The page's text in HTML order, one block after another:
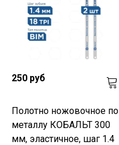
250 руб
Полотно ножовочное по
металлу КОБАЛЬТ 300
мм, эластичное, шаг 1.4